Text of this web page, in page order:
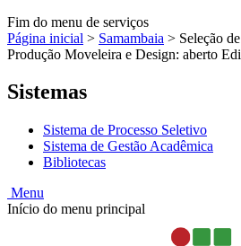
Fim do menu de serviços
Página inicial > Samambaia > Seleção
Produção Moveleira e Design: aberto
Sistemas
Sistema de Processo Seletivo
Sistema de Gestão Acadêmica
Bibliotecas
Menu
Início do menu principal